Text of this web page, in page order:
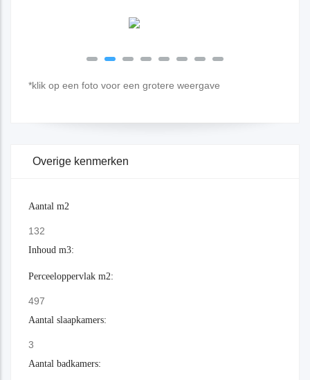
*klik op een foto voor een grotere weergave
Overige kenmerken
Aantal m2
132
Inhoud m3:
Perceeloppervlak m2:
497
Aantal slaapkamers:
3
Aantal badkamers: